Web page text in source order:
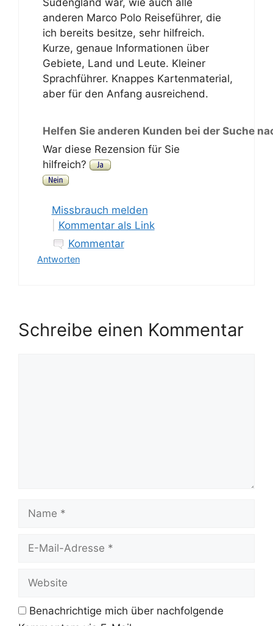
Südengland war, wie auch alle
anderen Marco Polo Reiseführer, die
ich bereits besitze, sehr hilfreich.
Kurze, genaue Informationen über
Gebiete, Land und Leute. Kleiner
Sprachführer. Knappes Kartenmaterial,
aber für den Anfang ausreichend.
Helfen Sie anderen Kunden bei der Suche
War diese Rezension für Sie
hilfreich?
Missbrauch melden
Kommentar als Link
Kommentar
Antworten
Schreibe einen Kommentar
Mail-
Benachrichtige mich über nachfolgende